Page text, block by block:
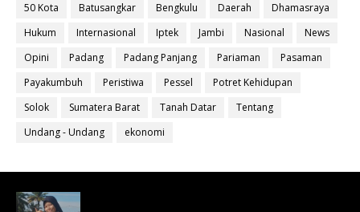
50 Kota Batusangkar Bengkulu Daerah
Dhamasraya
Hukum
Internasional Iptek Jambi Nasional
News
Opini
Padang Padang Panjang Pariaman
Pasaman
Payakumbuh
Peristiwa Pessel
Potret Kehidupan
Solok
Sumatera Barat Tanah Datar
Tentang
Undang - Undang
ekonomi